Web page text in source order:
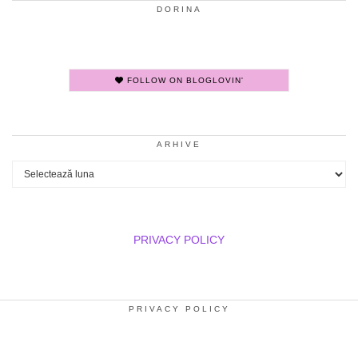
DORINA
FOLLOW ON BLOGLOVIN'
ARHIVE
Arhive
PRIVACY POLICY
PRIVACY POLICY